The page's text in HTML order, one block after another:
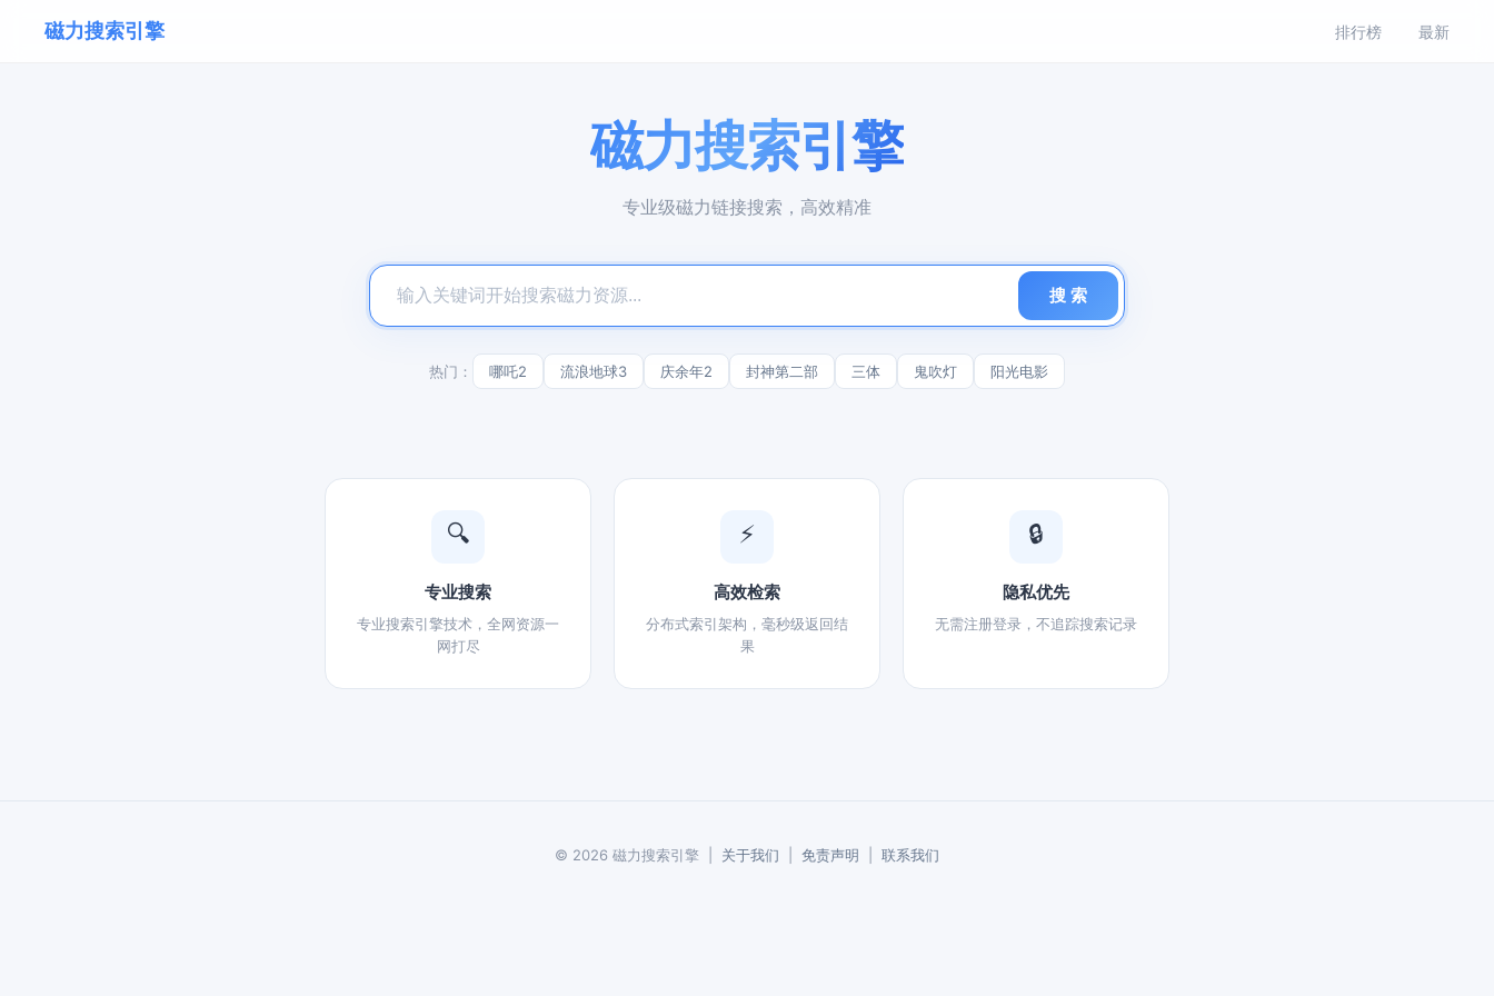
磁力搜索引擎 排行榜 最新
磁力搜索引擎
专业级磁力链接搜索，高效精准
搜 索
热门： 哪吒2 流浪地球3 庆余年2 封神第二部 三体 鬼吹灯 阳光电影
🔍
专业搜索
专业搜索引擎技术，全网资源一
网打尽
⚡
高效检索
分布式索引架构，毫秒级返回结
果
🔒
隐私优先
无需注册登录，不追踪搜索记录
© 2026 磁力搜索引擎 | 关于我们 免责声明 联系我们